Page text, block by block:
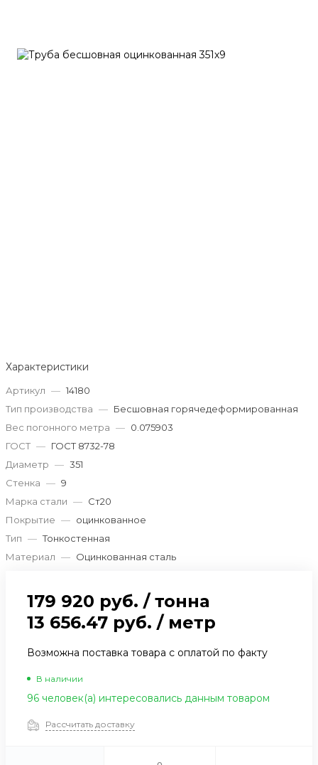
Характеристики
Артикул — 14180
Тип производства — Бесшовная горячедеформированная
Вес погонного метра — 0.075903
ГОСТ — ГОСТ 8732-78
Диаметр — 351
Стенка — 9
Марка стали — Ст20
Покрытие — оцинкованное
Тип — Тонкостенная
Материал — Оцинкованная сталь
179 920 руб. / тонна
13 656.47 руб. / метр
Возможна поставка товара с оплатой по факту
В наличии
96 человек(а) интересовались данным товаром
Рассчитать доставку